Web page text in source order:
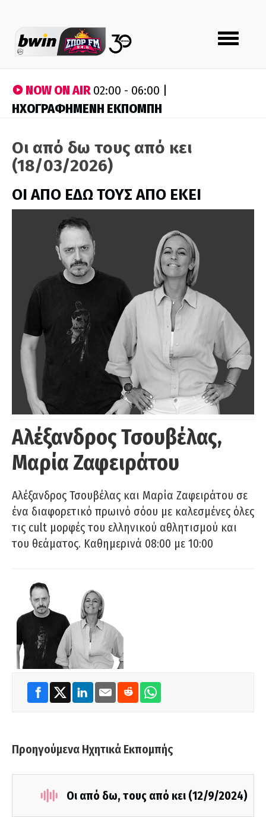
Toggle
navigation
NOW ON AIR02:00 - 06:00 |
ΗΧΟΓΡΑΦΗΜΕΝΗ ΕΚΠΟΜΠΗ
Οι από δω τους από κει
(18/03/2026)
ΟΙ ΑΠΟ ΕΔΩ ΤΟΥΣ ΑΠΟ ΕΚΕΙ
Αλέξανδρος Τσουβέλας,
Μαρία Ζαφειράτου
Αλέξανδρος Τσουβέλας και Μαρία Ζαφειράτου σε
ένα διαφορετικό πρωινό σόου με καλεσμένες όλες
τις cult μορφές του ελληνικού αθλητισμού και
του θεάματος. Καθημερινά 08:00 με 10:00
Προηγούμενα Ηχητικά Εκπομπής
Οι από δω, τους από κει (12/9/2024)